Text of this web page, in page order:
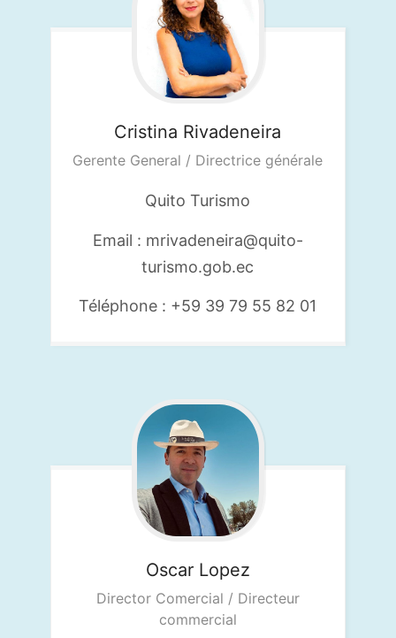
Cristina Rivadeneira
Gerente General / Directrice générale
Quito Turismo
Email : mrivadeneira@quito-
turismo.gob.ec
Téléphone : +59 39 79 55 82 01
Oscar Lopez
Director Comercial / Directeur
commercial